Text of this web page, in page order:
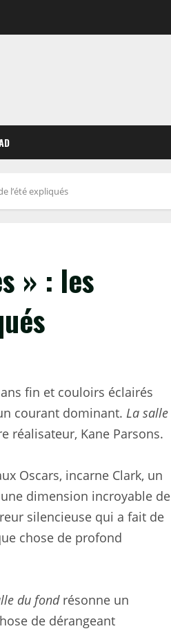
l’été expliqués
» : les
fin et couloirs éclairés
courant dominant. La salle
réalisateur, Kane Parsons.
Oscars, incarne Clark, un
dimension incroyable de
silencieuse qui a fait de
chose de profond
du fondrésonne un
de dérangeant